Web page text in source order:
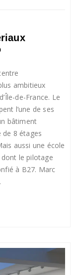
ambitieux
de-France. Le
l’une de ses
bâtiment
8 étages
aussi une école
dont le pilotage
à B27. Marc